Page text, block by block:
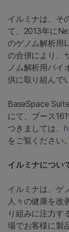
イルミナは、そ
て、2013年に
のゲノム解析用
の合併により、
ノム解析用バイ
供に取り組んで
BaseSpace
にて、ブース
つきましては、
をご覧ください。
イルミナについ
イルミナは、ゲ
人々の健康を改
り組みに注力す
場でお客様に製